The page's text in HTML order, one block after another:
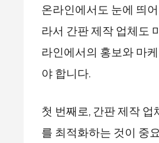
온라인에서도 눈에 띄
라서 간판 제작 업체도
라인에서의 홍보와 마
야 합니다.
첫 번째로, 간판 제작
를 최적화하는 것이 중